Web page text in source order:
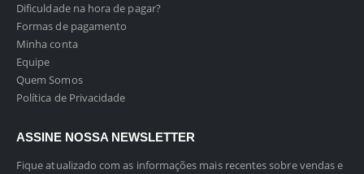
Dificuldade na hora de pagar?
Formas de pagamento
Minha conta
Equipe
Quem Somos
Política de Privacidade
ASSINE NOSSA NEWSLETTER
Fique atualizado com as informações mais recentes sobre vendas e